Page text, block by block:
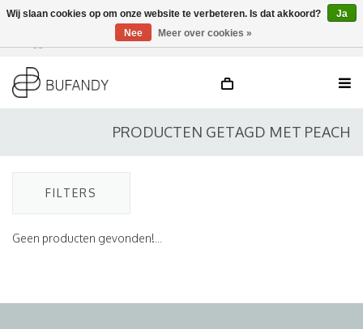
DE / EN
PRODUCTEN GETAGD MET PEACH
FILTERS
Geen producten gevonden!...
Wij slaan cookies op om onze website te verbeteren. Is dat akkoord?
Ja
Nee
Meer over cookies »